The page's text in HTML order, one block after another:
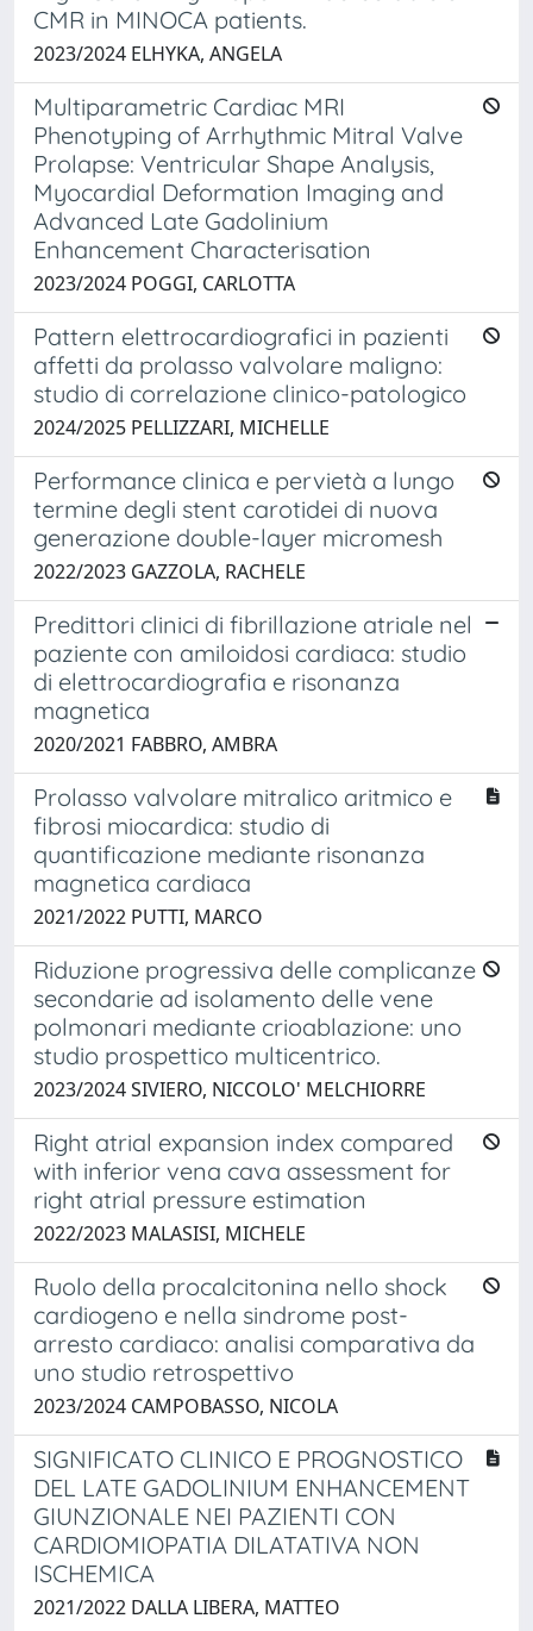
CMR in MINOCA patients.
2023/2024 ELHYKA, ANGELA
Multiparametric Cardiac MRI
Phenotyping of Arrhythmic Mitral Valve
Prolapse: Ventricular Shape Analysis,
Myocardial Deformation Imaging and
Advanced Late Gadolinium
Enhancement Characterisation
2023/2024 POGGI, CARLOTTA
Pattern elettrocardiografici in pazienti
affetti da prolasso valvolare maligno:
studio di correlazione clinico-patologico
2024/2025 PELLIZZARI, MICHELLE
Performance clinica e pervietà a lungo
termine degli stent carotidei di nuova
generazione double-layer micromesh
2022/2023 GAZZOLA, RACHELE
Predittori clinici di fibrillazione atriale nel
paziente con amiloidosi cardiaca: studio
di elettrocardiografia e risonanza
magnetica
2020/2021 FABBRO, AMBRA
Prolasso valvolare mitralico aritmico e
fibrosi miocardica: studio di
quantificazione mediante risonanza
magnetica cardiaca
2021/2022 PUTTI, MARCO
Riduzione progressiva delle complicanze
secondarie ad isolamento delle vene
polmonari mediante crioablazione: uno
studio prospettico multicentrico.
2023/2024 SIVIERO, NICCOLO' MELCHIORRE
Right atrial expansion index compared
with inferior vena cava assessment for
right atrial pressure estimation
2022/2023 MALASISI, MICHELE
Ruolo della procalcitonina nello shock
cardiogeno e nella sindrome post-
arresto cardiaco: analisi comparativa da
uno studio retrospettivo
2023/2024 CAMPOBASSO, NICOLA
SIGNIFICATO CLINICO E PROGNOSTICO
DEL LATE GADOLINIUM ENHANCEMENT
GIUNZIONALE NEI PAZIENTI CON
CARDIOMIOPATIA DILATATIVA NON
ISCHEMICA
2021/2022 DALLA LIBERA, MATTEO